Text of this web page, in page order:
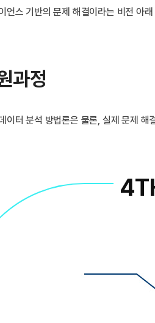
언스 기반의 문제 해결이라는 비전 아
과정
이터 분석 방법론은 물론, 실제 문제